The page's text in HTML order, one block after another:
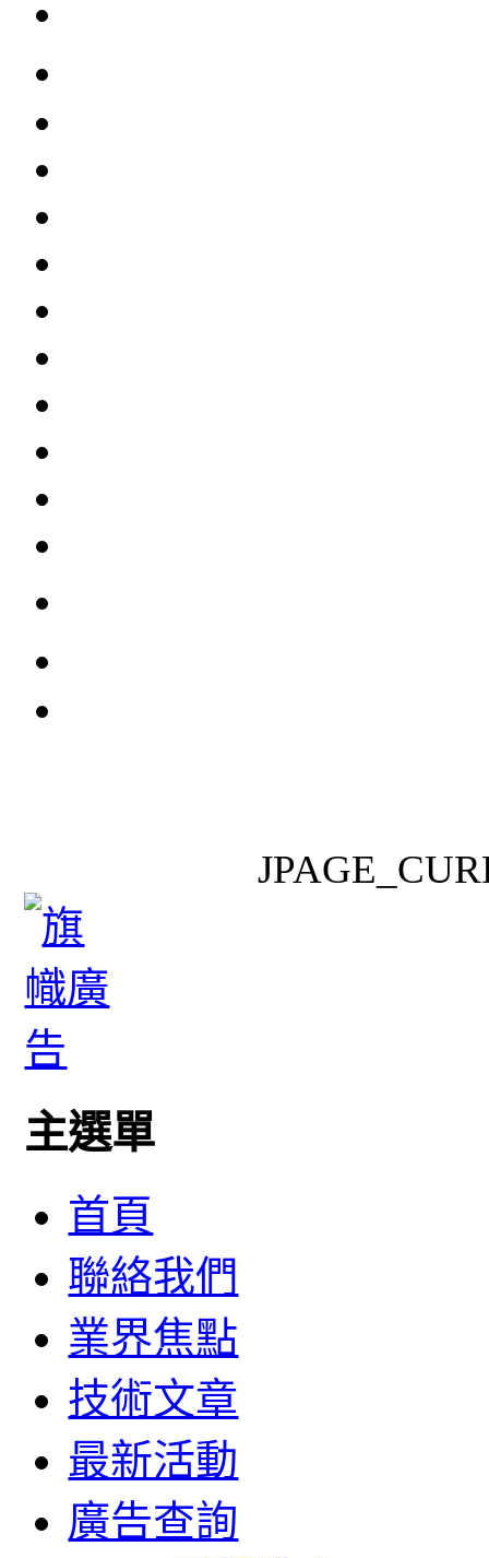
主選單
首頁
聯絡我們
業界焦點
技術文章
最新活動
廣告查詢